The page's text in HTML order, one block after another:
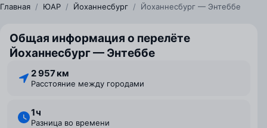
Главная / ЮАР / Йоханнесбург / Йоханнесбург — Энтеббе
Общая информация о перелёте
Йоханнесбург — Энтеббе
2 957 км
Расстояние между городами
1 ⁠ч
Разница во времени